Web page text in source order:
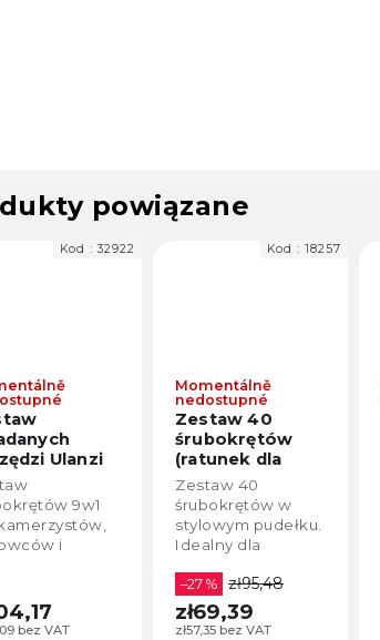
powiązane
Ulanzi
bez VAT
9w1
i
typy
Kod :32922
Zestaw 40
śrubokrętów
(ratunek dla
filmowców)
Momentálně
nedostupné
zł57,35 bez VAT
–27 % zł95,48
zł69,39
Zestaw 40
śrubokrętów w
stylowym pudełku.
Idealny dla
innych celów.
Kod : 18257